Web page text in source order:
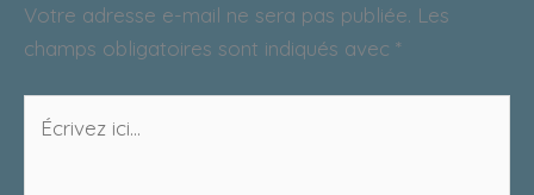
Votre adresse e-mail ne sera pas publiée. Les
champs obligatoires sont indiqués avec *
ici…